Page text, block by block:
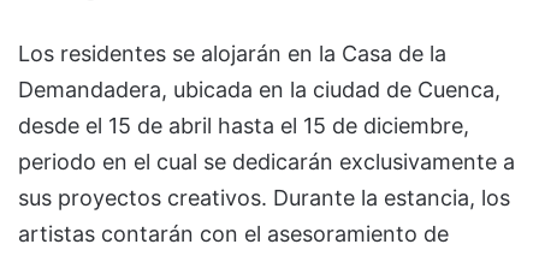
Los residentes se alojarán en la Casa de la
Demandadera, ubicada en la ciudad de Cuenca,
desde el 15 de abril hasta el 15 de diciembre,
periodo en el cual se dedicarán exclusivamente a
sus proyectos creativos. Durante la estancia, los
artistas contarán con el asesoramiento de